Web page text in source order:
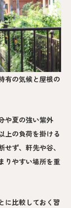
有の気候と屋根の
や夏の強い紫外
上の負荷を掛ける
ず、軒先や谷、
りやすい場所を重
に比較しておく習